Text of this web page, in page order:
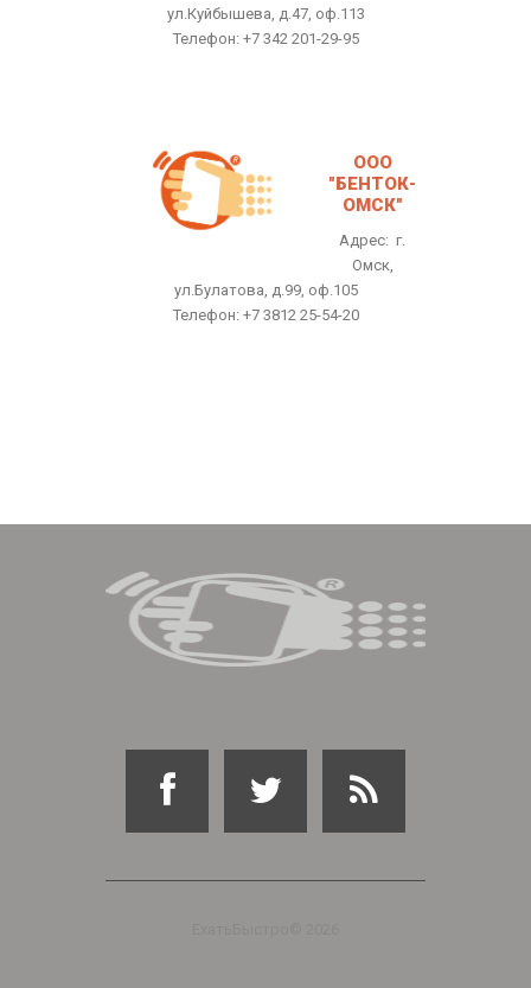
ул.Куйбышева, д.47, оф.113
Телефон: +7 342 201-29-95
ООО
"БЕНТОК-
ОМСК"
Адрес: г.
Омск,
ул.Булатова, д.99, оф.105
Телефон: +7 3812 25-54-20